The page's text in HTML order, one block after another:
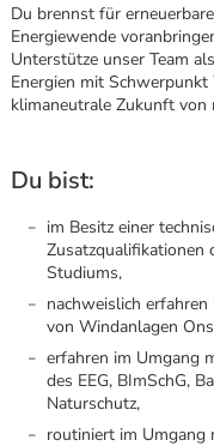
Du brennst für
Energiewende
Unterstütze unser Team
Energien mit
klimaneutrale Zukunft von
Du bist:
im Besitz einer
Zusatzqualifikationen
Studiums,
nachweislich
von Windanlagen
erfahren im Umgang
des EEG, BImSchG,
Naturschutz,
routiniert im Umgang